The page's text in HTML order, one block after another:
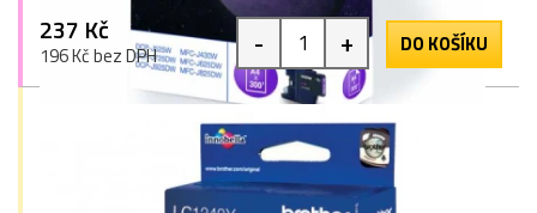
237 Kč
196 Kč bez DPH - + DO KOŠÍKU